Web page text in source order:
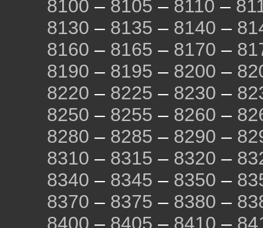
8100 – 8105 – 8110 –
8130 – 8135 – 8140 –
8160 – 8165 – 8170 –
8190 – 8195 – 8200 –
8220 – 8225 – 8230 –
8250 – 8255 – 8260 –
8280 – 8285 – 8290 –
8310 – 8315 – 8320 –
8340 – 8345 – 8350 –
8370 – 8375 – 8380 –
8400 – 8405 – 8410 –